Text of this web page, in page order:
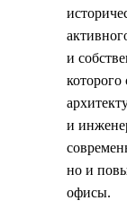
и
которого
и
но и
офисы.